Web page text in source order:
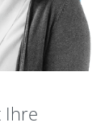
Ihre